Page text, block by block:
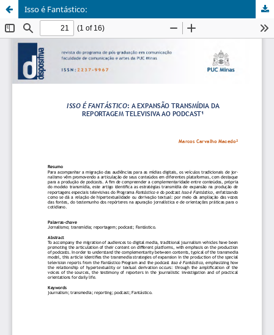
Isso é Fantástico: